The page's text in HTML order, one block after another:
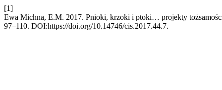
[1]
Ewa Michna, E.M. 2017. Pnioki, krzoki i ptoki… projekty
97–110. DOI:https://doi.org/10.14746/cis.2017.44.7.